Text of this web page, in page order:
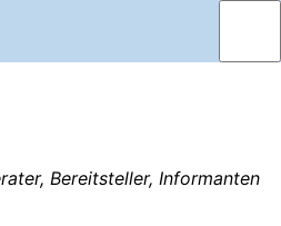
Bereitsteller, Informanten